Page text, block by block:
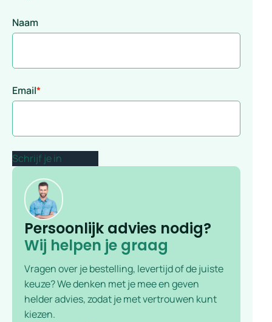
Naam
Email*
Persoonlijk advies nodig?
Wij helpen je graag
Vragen over je bestelling, levertijd of de juiste
keuze? We denken met je mee en geven
helder advies, zodat je met vertrouwen kunt
kiezen.